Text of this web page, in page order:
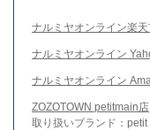
ナルミヤオンライン楽
ナルミヤオンライン
ナルミヤオンライン
ZOZOTOWN petitmain店
取り扱いブランド：